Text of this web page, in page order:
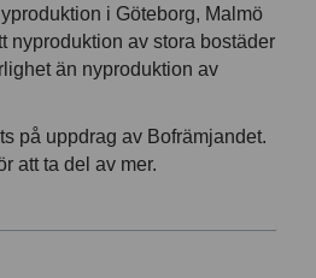
i Göteborg, Malmö
nyproduktion av stora bostäder
än nyproduktion av
på uppdrag av Bofrämjandet.
att ta del av mer.